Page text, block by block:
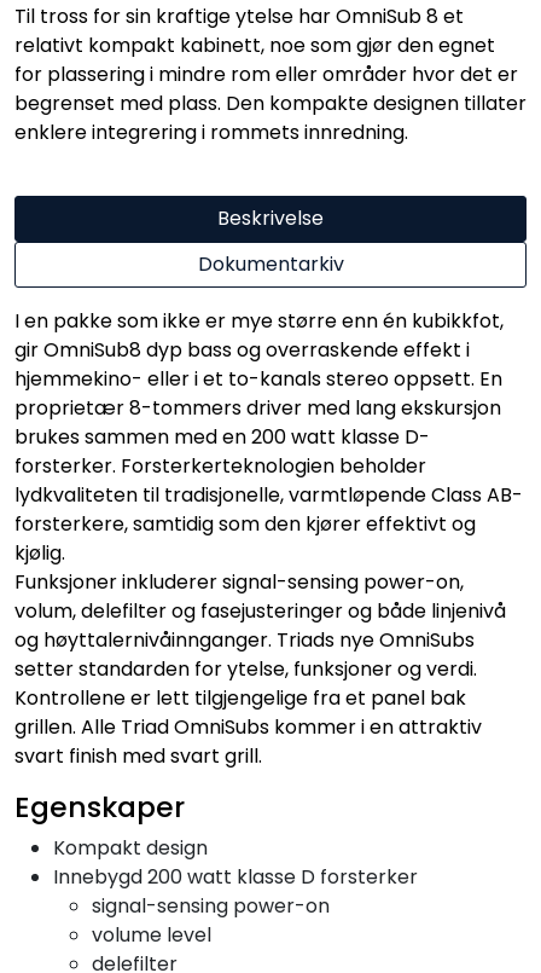
Til tross for sin kraftige ytelse har OmniSub 8 et
relativt kompakt kabinett, noe som gjør den egnet
for plassering i mindre rom eller områder hvor det er
begrenset med plass. Den kompakte designen tillater
enklere integrering i rommets innredning.
Beskrivelse
Dokumentarkiv
I en pakke som ikke er mye større enn én kubikkfot,
gir OmniSub8 dyp bass og overraskende effekt i
hjemmekino- eller i et to-kanals stereo oppsett. En
proprietær 8-tommers driver med lang ekskursjon
brukes sammen med en 200 watt klasse D-
forsterker. Forsterkerteknologien beholder
lydkvaliteten til tradisjonelle, varmtløpende Class AB-
forsterkere, samtidig som den kjører effektivt og
kjølig.
Funksjoner inkluderer signal-sensing power-on,
volum, delefilter og fasejusteringer og både linjenivå
og høyttalernivåinnganger. Triads nye OmniSubs
setter standarden for ytelse, funksjoner og verdi.
Kontrollene er lett tilgjengelige fra et panel bak
grillen. Alle Triad OmniSubs kommer i en attraktiv
svart finish med svart grill.
Egenskaper
Kompakt design
Innebygd 200 watt klasse D forsterker
signal-sensing power-on
volume level
delefilter